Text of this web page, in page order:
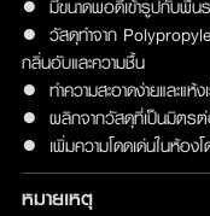
● มีขนาดพอดีเข้ารูปกับพื้นร
● วัสดุทำจาก
กลิ่นอับและความชื้น
● ทำความสะอาดง่ายและแห้ง
● ผลิกจากวัสดุที่เป็นมิตร
● เพิ่มความโดดเด่นในห้อ
หมายเหตุ